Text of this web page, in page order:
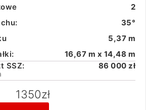
2
35°
5,37 m
16,67 m x 14,48 m
SSZ:
86 000 zł
1350zł